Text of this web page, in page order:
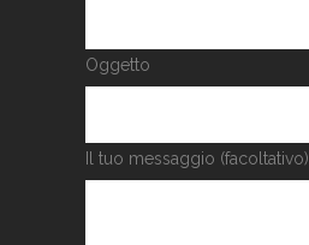
Oggetto
Il tuo messaggio (facoltativo)